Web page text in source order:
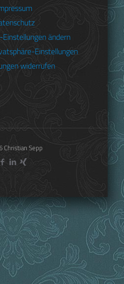
Sarolta ändern
Einstellungen
widerrufen
Christian Sepp